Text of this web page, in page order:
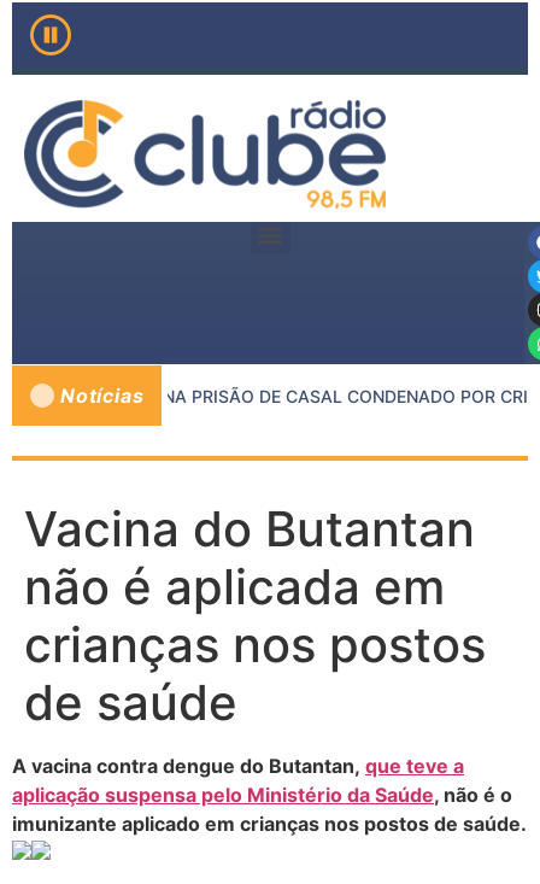
Notícias
RESULTA NA PRISÃO DE CASAL CONDENADO POR
Vacina do Butantan
não é aplicada em
crianças nos postos
de saúde
A vacina contra dengue do Butantan, que teve a
aplicação suspensa pelo Ministério da Saúde, não é o
imunizante aplicado em crianças nos postos de saúde.